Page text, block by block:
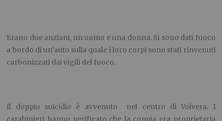
Erano due anziani, un uomo e una donna. Si sono dati fuoco
a bordo di un’auto sulla quale i loro corpi sono stati rinvenuti
carbonizzati dai vigili del fuoco.
Il doppio suicidio è avvenuto nel centro di Volvera. I
carabinieri hanno verificato che la coppia era proprietaria